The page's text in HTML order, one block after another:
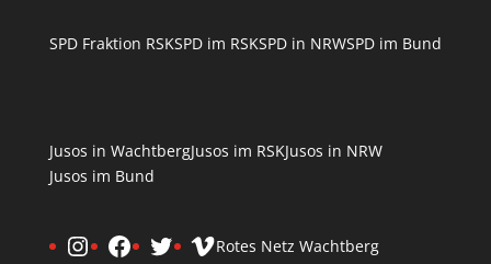
SPD Fraktion RSKSPD im RSKSPD in NRWSPD im Bund
Jusos in WachtbergJusos im RSKJusos in NRW
Jusos im Bund
Instagram
Facebook
Twitter
Vimeo
Rotes Netz Wachtberg